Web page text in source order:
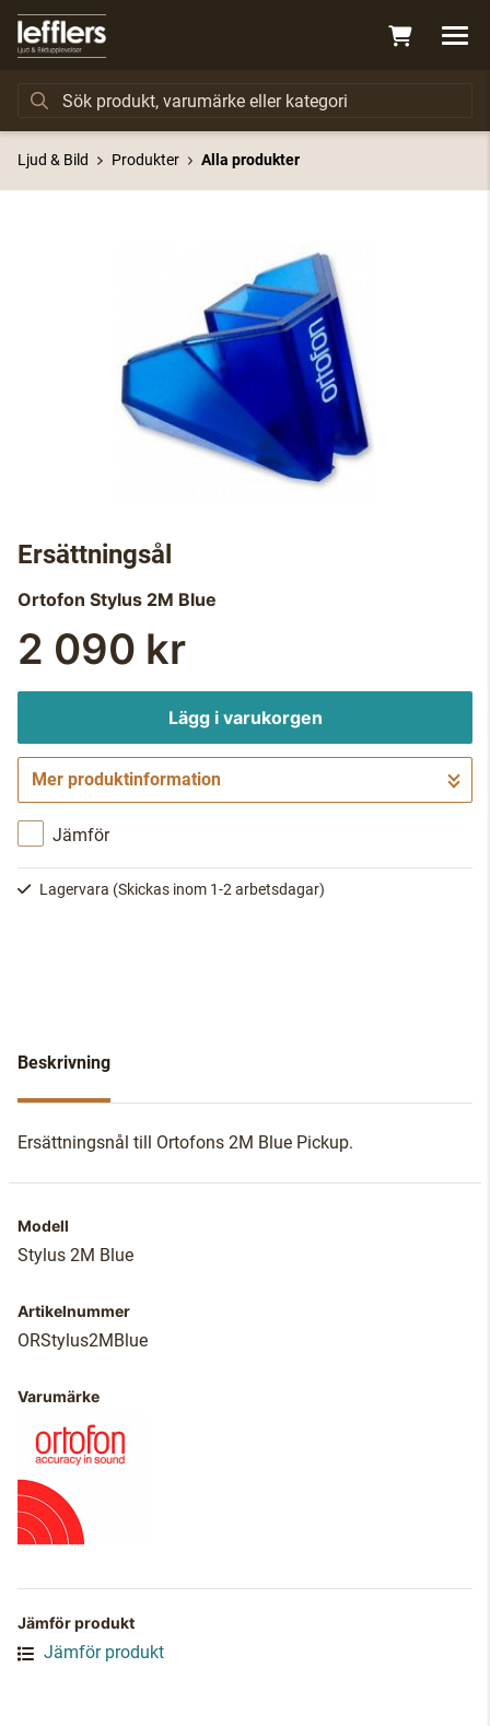
Ljud & Bild Produkter Alla produkter
Ersättningsål
Ortofon Stylus 2M Blue
2 090 kr
Lägg i varukorgen
Gå till kassan
Mer produktinformation
Jämför
Lagervara (Skickas inom 1-2 arbetsdagar)
Beskrivning
Ersättningsnål till Ortofons 2M Blue Pickup.
Modell
Stylus 2M Blue
Artikelnummer
ORStylus2MBlue
Varumärke
Jämför produkt
Jämför produkt